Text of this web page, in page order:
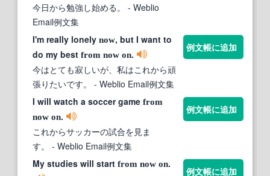
今日から勉強し始める。
- Weblio
Email例文集
I'm really lonely now, but I want to
do my best from now on.
今はとても寂しいが、私はこれから頑
張りたいです。
- Weblio Email例文集
例文帳に追加
I will watch a soccer game from
now on.
これからサッカーの試合を見ま
す。
- Weblio Email例文集
例文帳に追加
My studies will start from now on.
例文帳に追加